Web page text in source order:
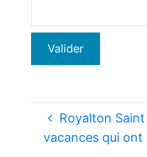
Royalton
vacances qui ont